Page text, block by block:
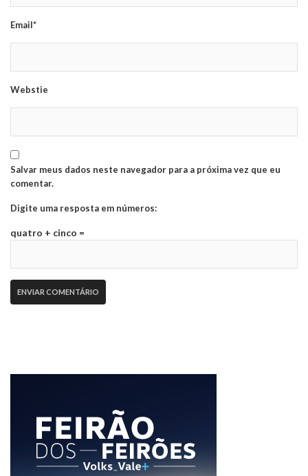
Email*
Webstie
Salvar meus dados neste navegador para a próxima vez que eu
comentar.
Digite uma resposta em números:
quatro + cinco =